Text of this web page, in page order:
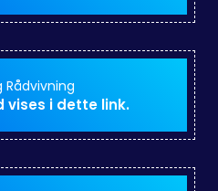
vises i dette link.